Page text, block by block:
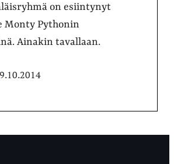
on esiintynyt
Monty Pythonin
Ainakin tavallaan.
9.10.2014